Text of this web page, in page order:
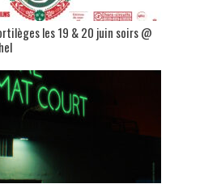
les 19 & 20 juin soirs @